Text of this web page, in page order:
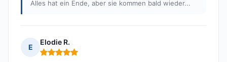
Alles hat ein Ende, aber sie kommen bald wieder...
E
Elodie R.
Hinweis: 5 von 5